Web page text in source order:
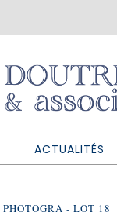
ACTUALITÉS
- LOT 18